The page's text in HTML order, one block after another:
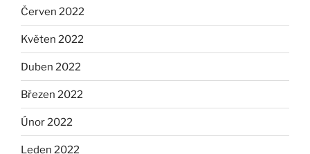
Červen 2022
Květen 2022
Duben 2022
Březen 2022
Únor 2022
Leden 2022